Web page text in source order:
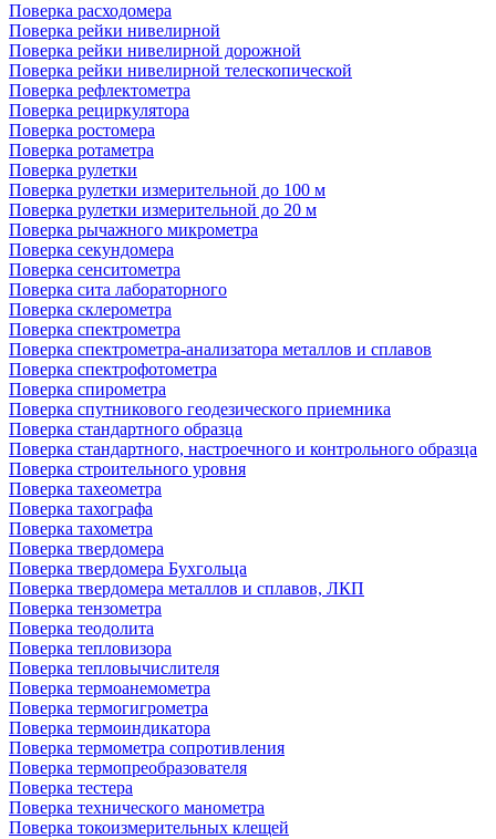
Поверка расходомера
Поверка рейки нивелирной
Поверка рейки нивелирной дорожной
Поверка рейки нивелирной телескопической
Поверка рефлектометра
Поверка рециркулятора
Поверка ростомера
Поверка ротаметра
Поверка рулетки
Поверка рулетки измерительной до 100 м
Поверка рулетки измерительной до 20 м
Поверка рычажного микрометра
Поверка секундомера
Поверка сенситометра
Поверка сита лабораторного
Поверка склерометра
Поверка спектрометра
Поверка спектрометра-анализатора металлов и сплавов
Поверка спектрофотометра
Поверка спирометра
Поверка спутникового геодезического приемника
Поверка стандартного образца
Поверка стандартного, настроечного и контрольного образца
Поверка строительного уровня
Поверка тахеометра
Поверка тахографа
Поверка тахометра
Поверка твердомера
Поверка твердомера Бухгольца
Поверка твердомера металлов и сплавов, ЛКП
Поверка тензометра
Поверка теодолита
Поверка тепловизора
Поверка тепловычислителя
Поверка термоанемометра
Поверка термогигрометра
Поверка термоиндикатора
Поверка термометра сопротивления
Поверка термопреобразователя
Поверка тестера
Поверка технического манометра
Поверка токоизмерительных клещей